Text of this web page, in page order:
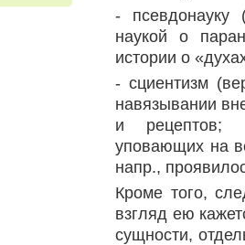
- псевдонауку
наукой о
истории о
- сциентизм
навязывании
и рецептов;
уповающих на
напр.,
Кроме того,
взгляд ею
сущности,